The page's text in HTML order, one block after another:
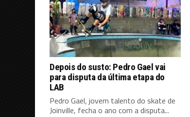
Depois do susto: Pedro Gael vai
para disputa da última etapa do
LAB
Pedro Gael, jovem talento do skate de
Joinville, fecha o ano com a disputa...